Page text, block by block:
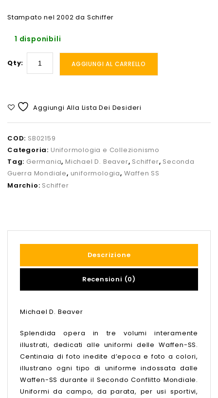
Stampato nel 2002 da Schiffer
1 disponibili
Qty: AGGIUNGI AL CARRELLO
Aggiungi Alla Lista Dei Desideri
COD: SB02159
Categoria: Uniformologia e Collezionismo
Tag: Germania,Michael D. Beaver, Schiffer, Seconda
Guerra Mondiale, uniformologia, Waffen SS
Marchio: Schiffer
Descrizione
Recensioni (0)
Michael D. Beaver
Splendida opera in tre volumi interamente
illustrati, dedicati alle uniformi delle Waffen-SS.
Centinaia di foto inedite d’epoca e foto a colori,
illustrano ogni tipo di uniforme indossata dalle
Waffen-SS durante il Secondo Conflitto Mondiale.
Uniformi da campo, da parata, per usi sportivi,